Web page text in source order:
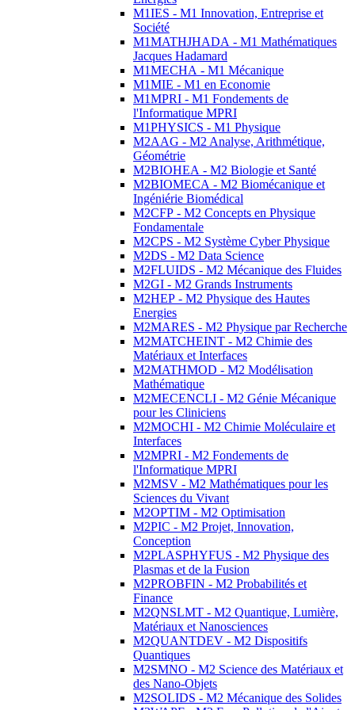
M1IES - M1 Innovation, Entreprise et
Société
M1MATHJHADA - M1 Mathématiques
Jacques Hadamard
M1MECHA - M1 Mécanique
M1MIE - M1 en Economie
M1MPRI - M1 Fondements de
l'Informatique MPRI
M1PHYSICS - M1 Physique
M2AAG - M2 Analyse, Arithmétique,
Géométrie
M2BIOHEA - M2 Biologie et Santé
M2BIOMECA - M2 Biomécanique et
Ingéniérie Biomédical
M2CFP - M2 Concepts en Physique
Fondamentale
M2CPS - M2 Système Cyber Physique
M2DS - M2 Data Science
M2FLUIDS - M2 Mécanique des Fluides
M2GI - M2 Grands Instruments
M2HEP - M2 Physique des Hautes
Energies
M2MARES - M2 Physique par Recherche
M2MATCHEINT - M2 Chimie des
Matériaux et Interfaces
M2MATHMOD - M2 Modélisation
Mathématique
M2MECENCLI - M2 Génie Mécanique
pour les Cliniciens
M2MOCHI - M2 Chimie Moléculaire et
Interfaces
M2MPRI - M2 Fondements de
l'Informatique MPRI
M2MSV - M2 Mathématiques pour les
Sciences du Vivant
M2OPTIM - M2 Optimisation
M2PIC - M2 Projet, Innovation,
Conception
M2PLASPHYFUS - M2 Physique des
Plasmas et de la Fusion
M2PROBFIN - M2 Probabilités et
Finance
M2QNSLMT - M2 Quantique, Lumière,
Matériaux et Nanosciences
M2QUANTDEV - M2 Dispositifs
Quantiques
M2SMNO - M2 Science des Matériaux et
des Nano-Objets
M2SOLIDS - M2 Mécanique des Solides